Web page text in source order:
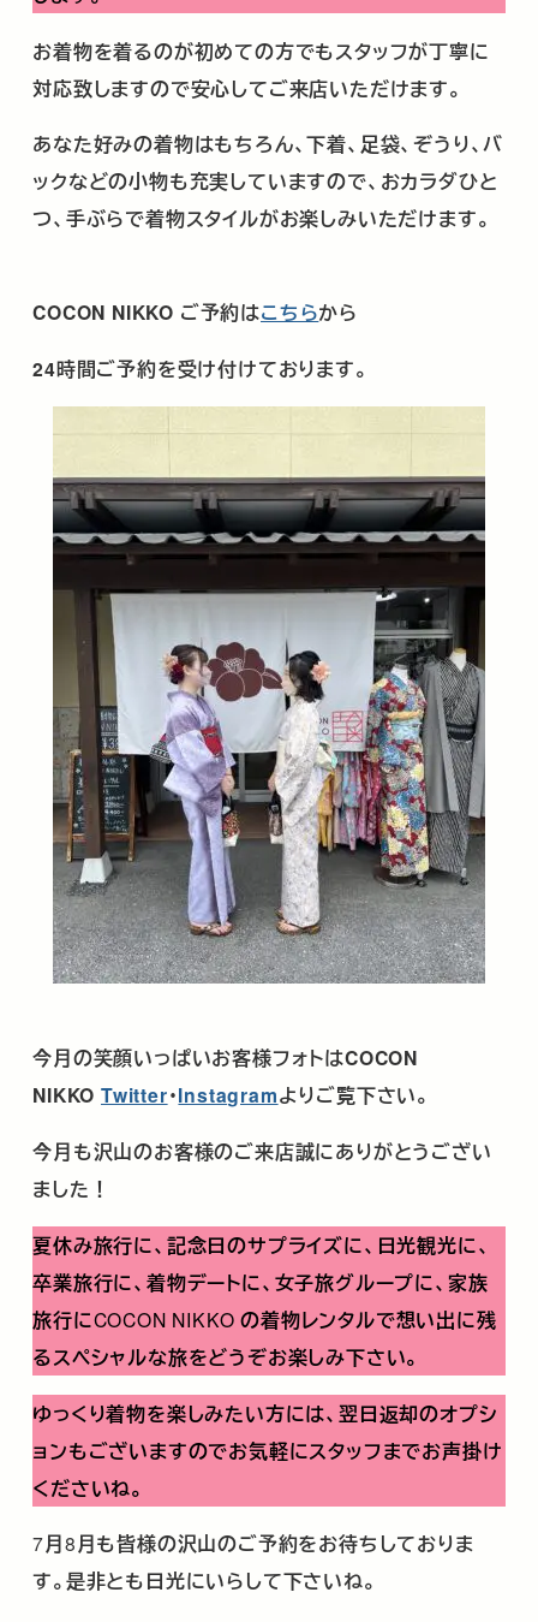
お着物を着るのが初めての方でもスタッフが丁寧に
対応致しますので安心してご来店いただけます。
あなた好みの着物はもちろん、下着、足袋、ぞうり、バ
ックなどの小物も充実していますので、おカラダひと
つ、手ぶらで着物スタイルがお楽しみいただけます。
COCON NIKKO ご予約はこちらから
24時間ご予約を受け付けております。
今月の笑顔いっぱいお客様フォトはCOCON
NIKKO Twitter･Instagramよりご覧下さい。
今月も沢山のお客様のご来店誠にありがとうござい
ました！
夏休み旅行に、記念日のサプライズに、日光観光に、
卒業旅行に、着物デートに、女子旅グループに、家族
旅行にCOCON NIKKOの着物レンタルで想い出に残
るスペシャルな旅をどうぞお楽しみ下さい。
ゆっくり着物を楽しみたい方には、翌日返却のオプシ
ョンもございますのでお気軽にスタッフまでお声掛け
くださいね。
7月8月も皆様の沢山のご予約をお待ちしておりま
す。是非とも日光にいらして下さいね。